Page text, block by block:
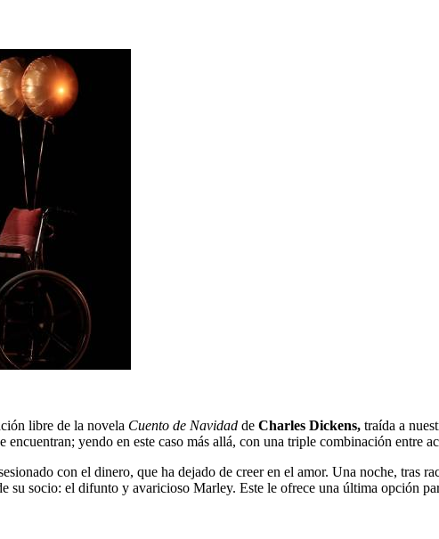
libre de la novela Cuento de Navidad de Charles Dickens, traída a
yendo en este caso más allá, con una triple combinación entre
con el dinero, que ha dejado de creer en el amor. Una noche, tras
su socio: el difunto y avaricioso Marley. Este le ofrece una última opción